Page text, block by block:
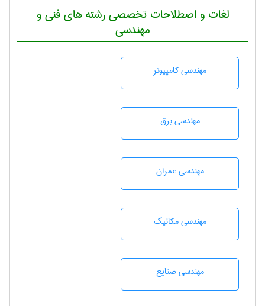
لغات و اصطلاحات تخصصی رشته های فنی و
مهندسی
مهندسی كامپيوتر
مهندسی برق
مهندسی عمران
مهندسی مکانیک
مهندسی صنايع